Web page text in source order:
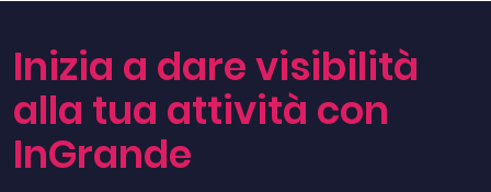
Inizia a dare visibilità
alla tua attività con
InGrande